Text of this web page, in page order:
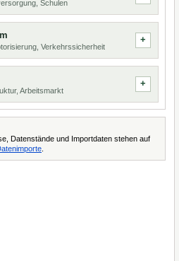
Schulen
Verkehrssicherheit
Arbeitsmarkt
Datenstände und Importdaten stehen auf